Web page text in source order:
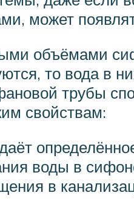
может
объёмами
то вода в
трубы
свойствам:
воды в
в